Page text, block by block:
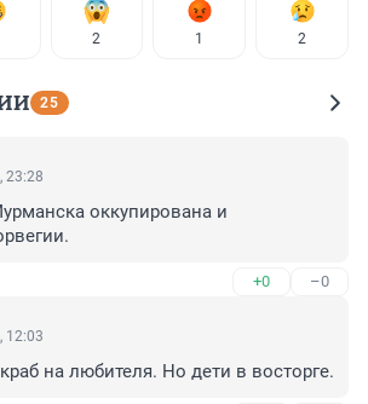
2 1 2
25
23:28
оккупирована и
+0 –0
12:03
на любителя. Но дети в восторге.